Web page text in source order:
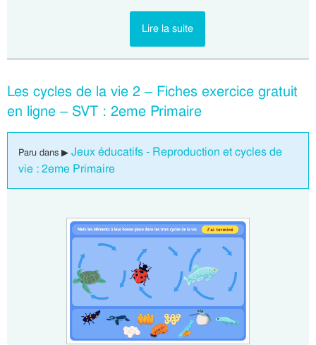
Lire la suite
Les cycles de la vie 2 – Fiches exercice gratuit
en ligne – SVT : 2eme Primaire
Paru dans ▶ Jeux éducatifs - Reproduction et cycles de
vie : 2eme Primaire